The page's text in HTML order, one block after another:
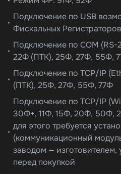
Подключение по USB
Фискальных
Подключение по COM (RS-
22Ф (ПТК), 25Ф, 27Ф, 55Ф,
Подключение по TCP/IP
(ПТК), 25Ф, 27Ф, 55Ф, 77Ф
Подключение по TCP/IP
30Ф+, 11Ф, 15Ф, 20Ф, 50Ф,
для этого требуется
(коммуникационный
заводом — изготовителем,
перед покупкой